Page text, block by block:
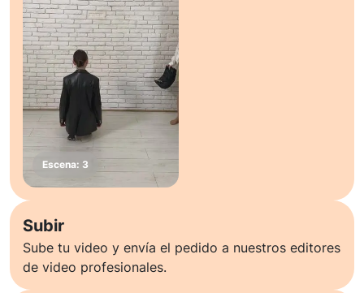
Subir
Sube tu video y envía el pedido a nuestros editores
de video profesionales.